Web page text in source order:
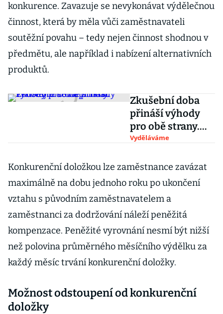
konkurence. Zavazuje se nevykonávat výdělečnou
činnost, která by měla vůči zaměstnavateli
soutěžní povahu – tedy nejen činnost shodnou v
předmětu, ale například i nabízení alternativních
produktů.
Zkušební doba
přináší výhody
pro obě strany.
Podívejte se na
Vyděláváme
Konkurenční doložkou lze zaměstnance zavázat
maximálně na dobu jednoho roku po ukončení
vztahu s původním zaměstnavatelem a
zaměstnanci za dodržování náleží peněžitá
kompenzace. Peněžité vyrovnání nesmí být nižší
než polovina průměrného měsíčního výdělku za
každý měsíc trvání konkurenční doložky.
Možnost odstoupení od konkurenční
doložky